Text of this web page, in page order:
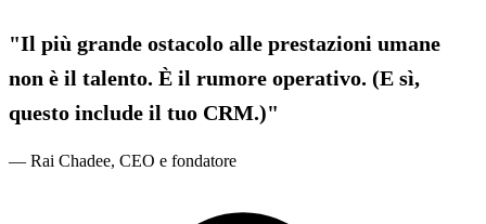
"Il più grande ostacolo alle prestazioni umane
non è il talento. È il rumore operativo. (E sì,
questo include il tuo CRM.)"
— Rai Chadee, CEO e fondatore